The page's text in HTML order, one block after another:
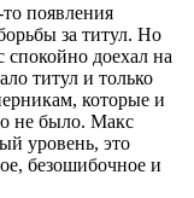
появления
за титул. Но
спокойно доехал на
титул и только
которые и
не было. Макс
уровень, это
безошибочное и